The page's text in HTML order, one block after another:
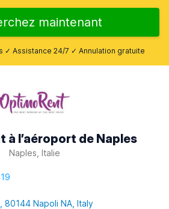
maintenant
✓ Assistance 24/7 ✓ Annulation gratuite
à l’aéroport de Naples
Naples, Italie
80144 Napoli NA, Italy